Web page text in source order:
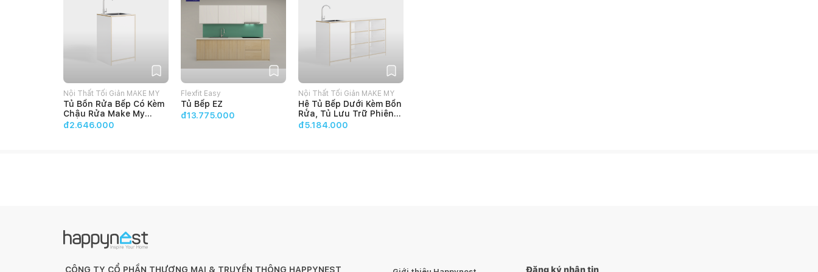
Nội Thất Tối Giản MAKE MY
HOME
Tủ Bồn Rửa Bếp Có Kèm
Chậu Rửa Make My
Home EZ
đ2.646.000
Flexfit Easy
Tủ Bếp EZ
đ13.775.000
Nội Thất Tối Giản MAKE MY
HOME
Hệ Tủ Bếp Dưới Kèm Bồn
Rửa, Tủ Lưu Trữ Phiên
Bản Không Cánh Make
đ5.184.000
CÔNG TY CỔ PHẦN THƯƠNG MẠI & TRUYỀN THÔNG HAPPYNEST Đăng ký nhận tin